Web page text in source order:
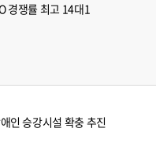
경쟁률 최고 14대1
인 승강시설 확충 추진